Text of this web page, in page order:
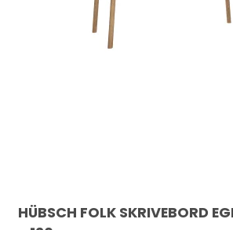
HÜBSCH FOLK SKRIVEBORD